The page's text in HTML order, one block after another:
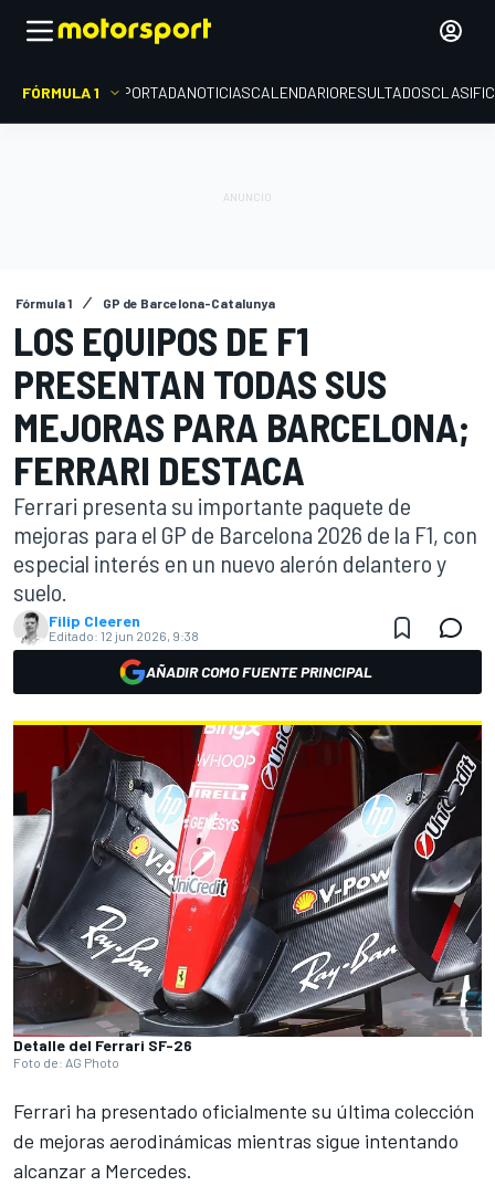
FÓRMULA 1 PORTADANOTICIASCALENDARIORESULTADOS
Fórmula 1 GP de Barcelona-Catalunya
LOS EQUIPOS DE F1
PRESENTAN TODAS SUS
MEJORAS PARA BARCELONA;
FERRARI DESTACA
Ferrari presenta su importante paquete de
mejoras para el GP de Barcelona 2026 de la F1, con
especial interés en un nuevo alerón delantero y
suelo.
Filip Cleeren
Editado: 12 jun 2026, 9:38
AÑADIR COMO FUENTE PRINCIPAL
Detalle del Ferrari SF-26
Foto de: AG Photo
Ferrari ha presentado oficialmente su última colección
de mejoras aerodinámicas mientras sigue intentando
alcanzar a Mercedes.